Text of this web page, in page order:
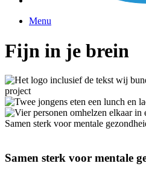
Menu
Fijn in je brein
Samen sterk voor mentale